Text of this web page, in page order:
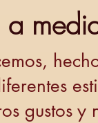
a
gustos y